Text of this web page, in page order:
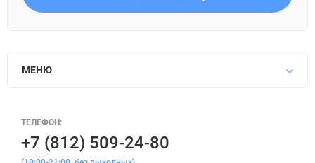
МЕНЮ
ТЕЛЕФОН:
+7 (812) 509-24-80